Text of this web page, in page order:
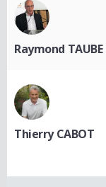
Raymond TAUBE
Thierry CABOT